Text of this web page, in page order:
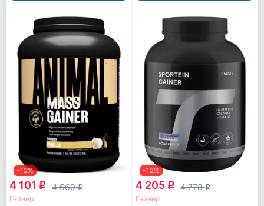
-12%
4 101 q 4 660q
Гейнер
-12%
4 205 q 4 778q
Гейнер